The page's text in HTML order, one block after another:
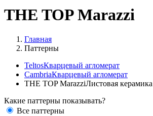
THE TOP Marazzi
Главная
Паттерны
TeltosКварцевый агломерат
CambriaКварцевый агломерат
THE TOP MarazziЛистовая керамика
Какие паттерны показывать?
Все паттерны